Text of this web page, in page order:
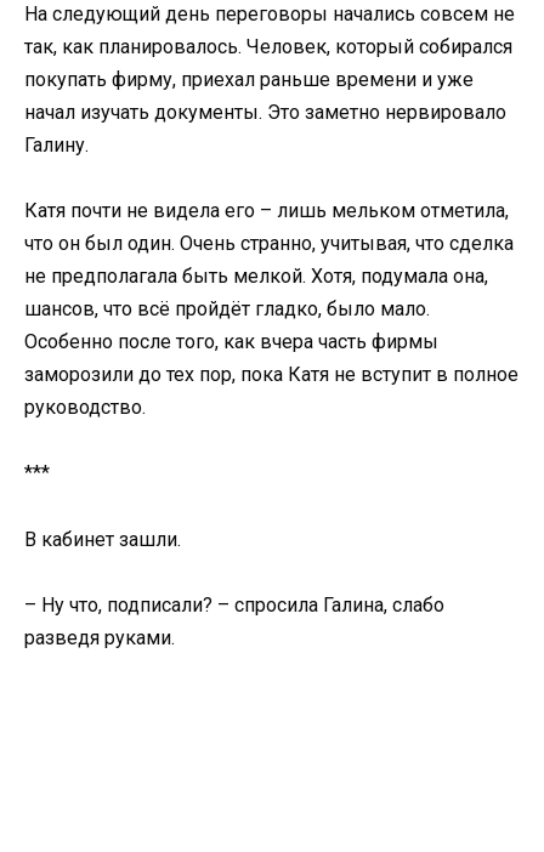
На следующий день переговоры начались совсем не
так, как планировалось. Человек, который собирался
покупать фирму, приехал раньше времени и уже
начал изучать документы. Это заметно нервировало
Галину.
Катя почти не видела его – лишь мельком отметила,
что он был один. Очень странно, учитывая, что сделка
не предполагала быть мелкой. Хотя, подумала она,
шансов, что всё пройдёт гладко, было мало.
Особенно после того, как вчера часть фирмы
заморозили до тех пор, пока Катя не вступит в полное
руководство.
***
В кабинет зашли.
– Ну что, подписали? – спросила Галина, слабо
разведя руками.